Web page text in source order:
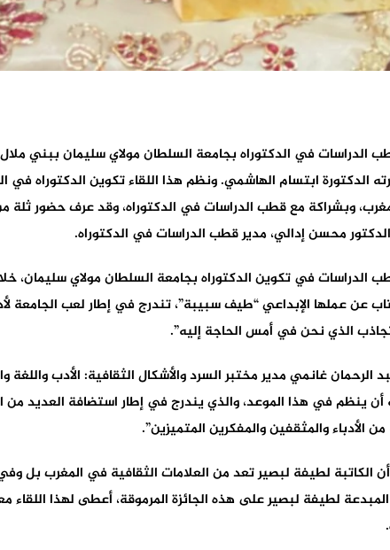
الدكتورة ابتسام الهاشمي. ونظم هذا اللقاء تكوين الدكتوراه في
وبشراكة مع قطب الدراسات في الدكتوراه، وقد عرف حضور ثلة
محسن إدالي، مدير قطب الدراسات في الدكتوراه.
في تكوين الدكتوراه بجامعة السلطان مولاي سليمان، خلال
عن عملها الإبداعي “طيف سبيبة”، تندرج في إطار لعب الجامعة
الذي نحن في أمس الحاجة إليه”.
الرحمان غانمي مدير مختبر السرد والأشكال الثقافية: الأدب
ينظم في هذا الموعد، والذي يندرج في إطار استضافة العديد من
الأدباء والمثقفين والمفكرين المتميزين”.
الكاتبة لطيفة لبصير تعد من العلامات الثقافية في المغرب بل وفي
لطيفة لبصير على هذه الجائزة المرموقة، أعطى لهذا